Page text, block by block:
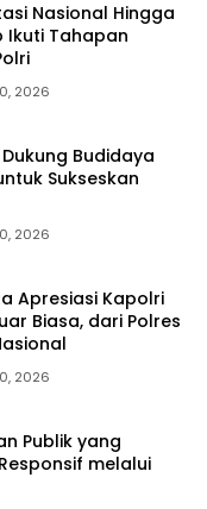
Nasional Hingga
Ikuti Tahapan
2026
Budidaya
Sukseskan
2026
Apresiasi Kapolri
Biasa, dari Polres
2026
Publik yang
melalui